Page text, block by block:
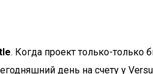
. Когда проект только-только
день на счету у